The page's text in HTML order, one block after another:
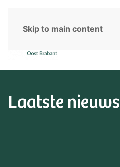
Skip to main content
Laatste nieuws